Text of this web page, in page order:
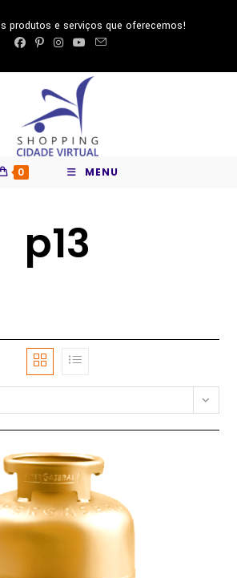
produtos e serviços que oferecemos!
0 MENU
p13